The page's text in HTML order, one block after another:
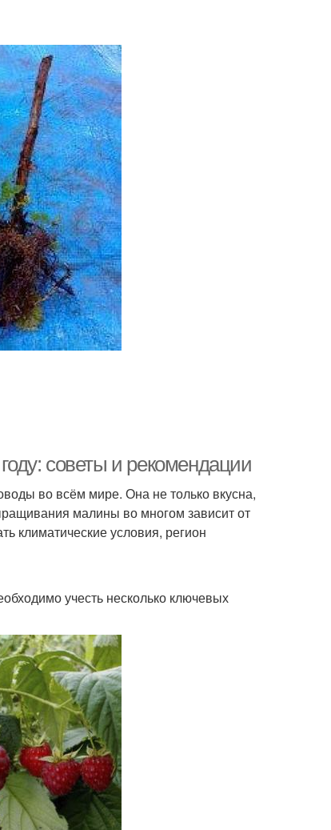
советы и рекомендации
во всём мире. Она не только вкусна,
малины во многом зависит от
климатические условия, регион
учесть несколько ключевых